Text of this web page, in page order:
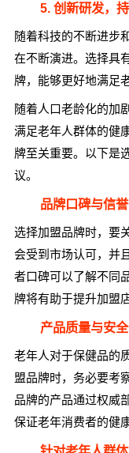
5. 创新研发，
随着科技的不断进步
在不断演进。选择具
牌，能够更好地满足
随着人口老龄化的加
满足老年人群体的健
牌至关重要。以下是
议。
品牌口碑与信誉
选择加盟品牌时，要
会受到市场认可，并
者口碑可以了解不同
牌将有助于提升加盟
产品质量与安全
老年人对于保健品的
盟品牌时，务必要考
品牌的产品通过权威
保证老年消费者的健